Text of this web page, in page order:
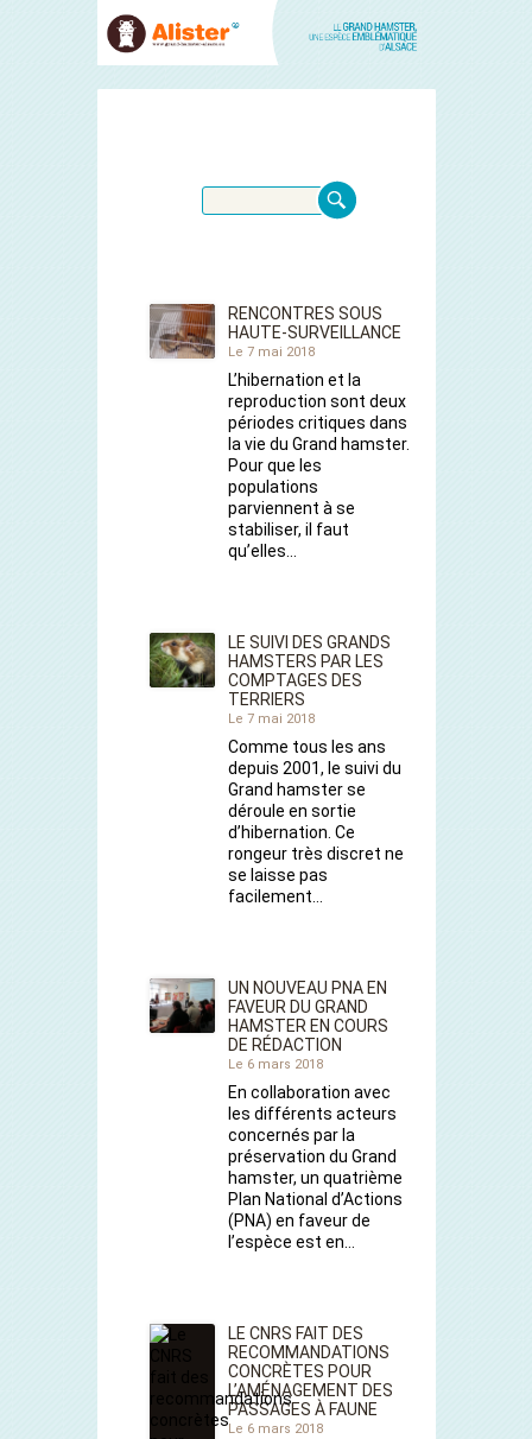
RENCONTRES SOUS
HAUTE-SURVEILLANCE
Le 7 mai 2018
L’hibernation et la
reproduction sont deux
périodes critiques dans
la vie du Grand hamster.
Pour que les
populations
parviennent à se
stabiliser, il faut
qu’elles…
LE SUIVI DES GRANDS
HAMSTERS PAR LES
COMPTAGES DES
TERRIERS
Le 7 mai 2018
Comme tous les ans
depuis 2001, le suivi du
Grand hamster se
déroule en sortie
d’hibernation. Ce
rongeur très discret ne
se laisse pas
facilement…
UN NOUVEAU PNA EN
FAVEUR DU GRAND
HAMSTER EN COURS
DE RÉDACTION
Le 6 mars 2018
En collaboration avec
les différents acteurs
concernés par la
préservation du Grand
hamster, un quatrième
Plan National d’Actions
(PNA) en faveur de
l’espèce est en…
LE CNRS FAIT DES
RECOMMANDATIONS
CONCRÈTES POUR
L’AMÉNAGEMENT DES
PASSAGES À FAUNE
Le 6 mars 2018